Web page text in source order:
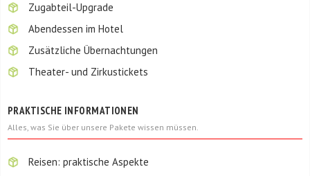
Zugabteil-Upgrade
Abendessen im Hotel
Zusätzliche Übernachtungen
Theater- und Zirkustickets
PRAKTISCHE INFORMATIONEN
Alles, was Sie über unsere Pakete wissen müssen.
Reisen: praktische Aspekte